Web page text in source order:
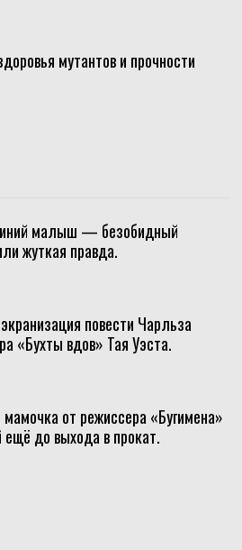
мутантов и прочности
малыш — безобидный
жуткая правда.
повести Чарльза
«Бухты вдов» Тая Уэста.
от режиссера «Бугимена»
ещё до выхода в прокат.